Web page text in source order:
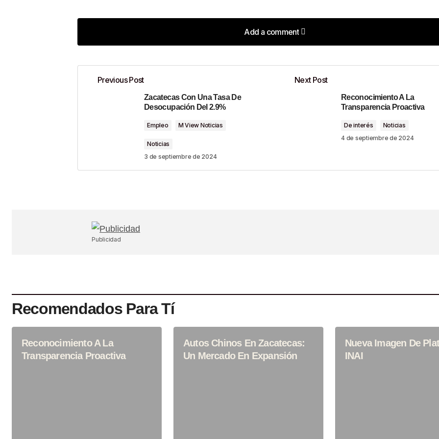
Add a comment
Add a comment
Tu dirección de correo electrónico no será publicada. Los campos obligatorios están marcados con
En Este Navegador Para La Próxima Vez Que
Haga Un Comentario.
Previous Post
Zacatecas Con Una Tasa De
Desocupación Del 2.9%
Empleo M View Noticias
Noticias
3 de septiembre de 2024
Next Post
Reconocimiento A La
Transparencia Proactiva
De interés
Noticias
4 de septiembre de 2024
Publicidad
Recomendados Para Tí
Reconocimiento A La
Transparencia Proactiva
Autos Chinos En Zacatecas:
Un Mercado En Expansión
Nueva Imagen De
INAI